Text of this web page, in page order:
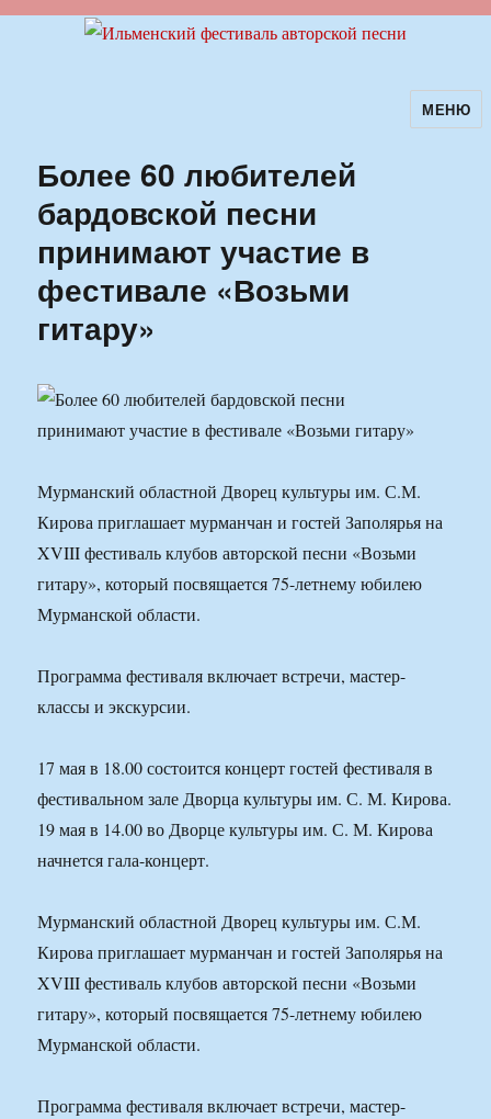
Ильменский фестиваль авторскойМЕНЮ
Более 60 любителей
бардовской песни
принимают участие в
фестивале «Возьми
гитару»
Мурманский областной Дворец культуры им. С.М.
Кирова приглашает мурманчан и гостей Заполярья на
XVIII фестиваль клубов авторской песни «Возьми
гитару», который посвящается 75-летнему юбилею
Мурманской области.
Программа фестиваля включает встречи, мастер-
классы и экскурсии.
17 мая в 18.00 состоится концерт гостей фестиваля в
фестивальном зале Дворца культуры им. С. М. Кирова.
19 мая в 14.00 во Дворце культуры им. С. М. Кирова
начнется гала-концерт.
Мурманский областной Дворец культуры им. С.М.
Кирова приглашает мурманчан и гостей Заполярья на
XVIII фестиваль клубов авторской песни «Возьми
гитару», который посвящается 75-летнему юбилею
Мурманской области.
Программа фестиваля включает встречи, мастер-